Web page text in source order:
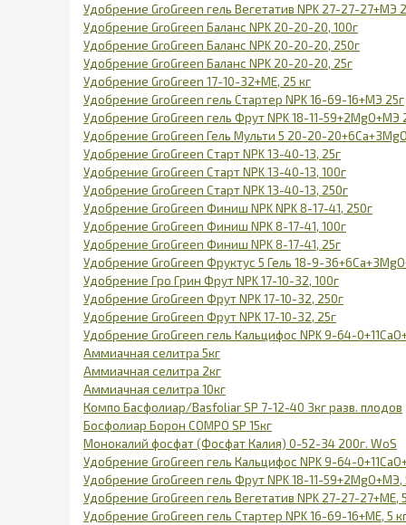
Удобрение GroGreen гель Вегетатив NPK 27-27-27+МЭ
Удобрение GroGreen Баланс NPK 20-20-20, 100г
Удобрение GroGreen Баланс NPK 20-20-20, 250г
Удобрение GroGreen Баланс NPK 20-20-20, 25г
Удобрение GroGreen 17-10-32+МЕ, 25 кг
Удобрение GroGreen гель Стартер NPK 16-69-16+МЭ 25г
Удобрение GroGreen гель Фрут NPK 18-11-59+2МgO+МЭ
Удобрение GroGreen Гель Мульти 5 20-20-
Удобрение GroGreen Старт NPK 13-40-13, 25г
Удобрение GroGreen Старт NPK 13-40-13, 100г
Удобрение GroGreen Старт NPK 13-40-13, 250г
Удобрение GroGreen Финиш NPK NPK 8-17-41, 250г
Удобрение GroGreen Финиш NPK 8-17-41, 100г
Удобрение GroGreen Финиш NPK 8-17-41, 25г
Удобрение GroGreen Фруктус 5 Гель 18-9-
Удобрение Гро Грин Фрут NPK 17-10-32, 100г
Удобрение GroGreen Фрут NPK 17-10-32, 250г
Удобрение GroGreen Фрут NPK 17-10-32, 25г
Удобрение GroGreen гель Кальцифос NPK 9-64-
Аммиачная селитра 5кг
Аммиачная селитра 2кг
Аммиачная селитра 10кг
Компо Басфолиар/Basfoliar SP 7-12-40 3кг разв. плодов
Босфолиар Борон COMPO SP 15кг
Монокалий фосфат (Фосфат Калия) 0-52-34 200г. WoS
Удобрение GroGreen гель Кальцифос NPK 9-64-
Удобрение GroGreen гель Фрут NPK 18-11-59+2МgO+МЭ,
Удобрение GroGreen гель Вегетатив NPK 27-27-27+МЕ,
Удобрение GroGreen гель Стартер NPK 16-69-16+МЕ, 5